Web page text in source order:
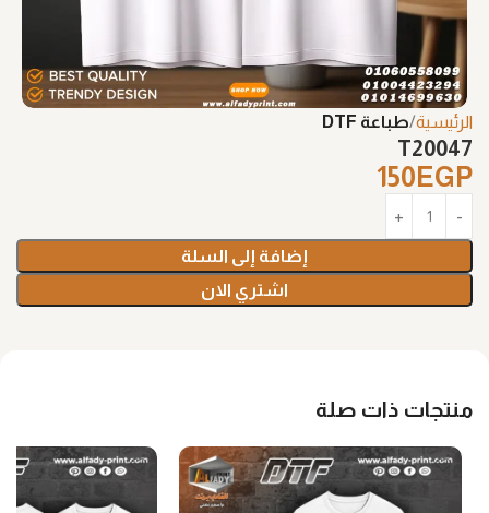
الرئيسية طباعة DTF
T20047
150 EGP
إضافة إلى السلة
اشتري الان
منتجات ذات صلة